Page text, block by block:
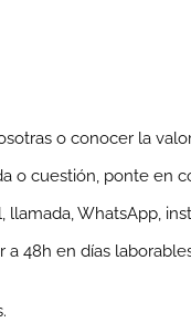
o conocer la
o cuestión, ponte en
WhatsApp,
48h en días